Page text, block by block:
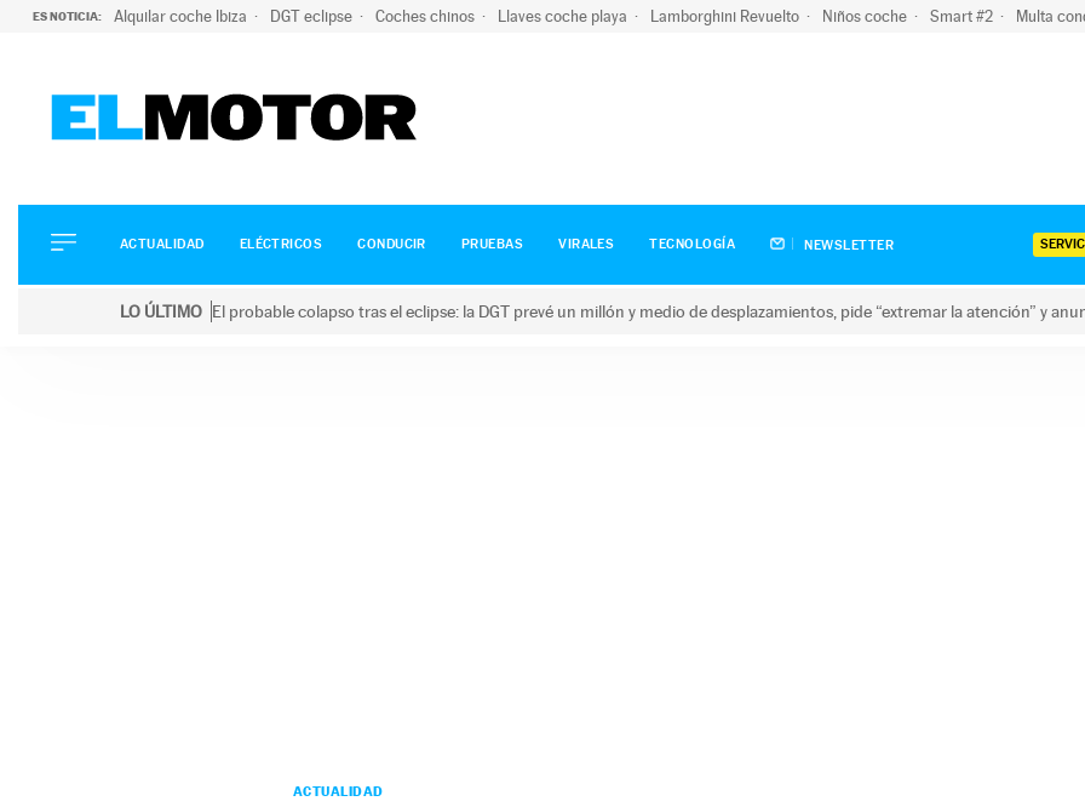
ES NOTICIA: Alquilar coche Ibiza DGT eclipse Coches chinos Llaves coche playa Lamborghini Revuelto Niños coche Smart #2 Multa
ELÉCTRICOS
CONDUCIR
ACTUALIDAD ELÉCTRICOS CONDUCIR PRUEBAS VIRALES TECNOLOGÍA NEWSLETTER
LO ÚLTIMO El probable colapso tras el eclipse: la DGT prevé un millón y medio de desplazamientos, pide “extremar la atención” y
ACTUALIDAD